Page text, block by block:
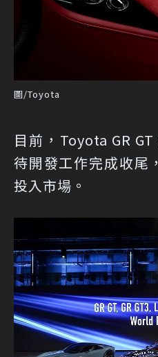
圖/Toyota
目前，Toyota GR
待開發工作完成收尾
投入市場。